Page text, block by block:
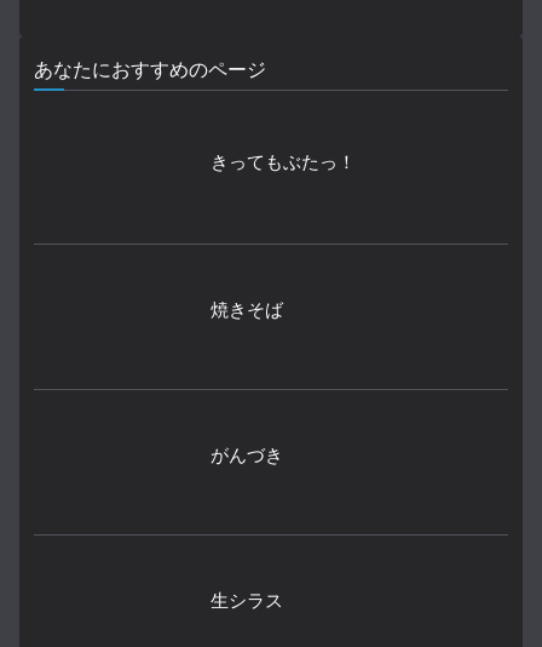
あなたにおすすめのページ
きってもぶたっ！
焼きそば
がんづき
生シラス